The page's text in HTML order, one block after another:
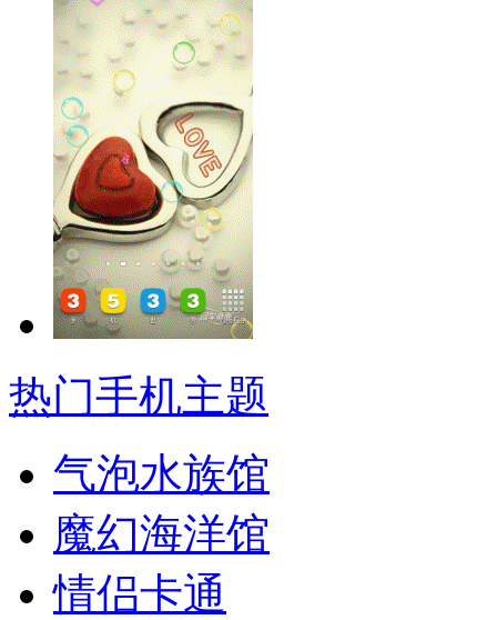
热门手机主题
气泡水族馆
魔幻海洋馆
情侣卡通